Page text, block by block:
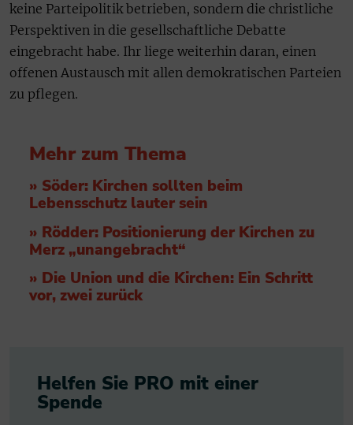
keine Parteipolitik betrieben, sondern die christliche
Perspektiven in die gesellschaftliche Debatte
eingebracht habe. Ihr liege weiterhin daran, einen
offenen Austausch mit allen demokratischen Parteien
zu pflegen.
Mehr zum Thema
» Söder: Kirchen sollten beim
Lebensschutz lauter sein
» Rödder: Positionierung der Kirchen zu
Merz „unangebracht“
» Die Union und die Kirchen: Ein Schritt
vor, zwei zurück
Helfen Sie PRO mit einer
Spende